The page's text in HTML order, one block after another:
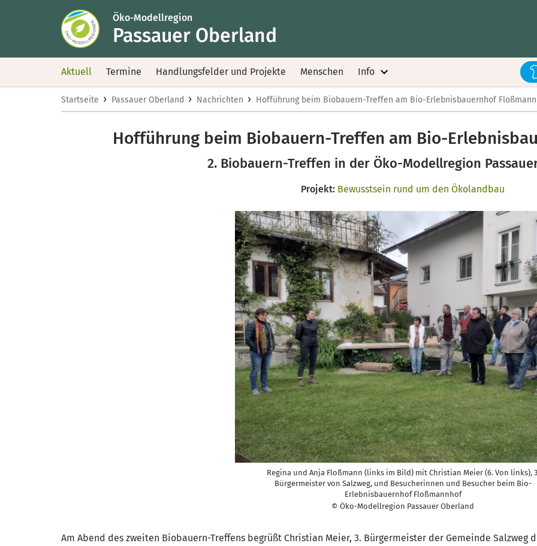
Öko-Modellregion
Passauer Oberland
Aktuell Termine Handlungsfelder und Projekte Menschen Info
Startseite › Passauer Oberland › Nachrichten › Hofführung beim Biobauern-Treffen am Bio-Erlebnisbauernhof
Hofführung beim Biobauern-Treffen am Bio-
2. Biobauern-Treffen in der Öko-Modellregion
Projekt: Bewusstsein rund um den Ökolandbau
Regina und Anja Floßmann (links im Bild) mit Christian Meier (6. Von links),
Bürgermeister von Salzweg, und Besucherinnen und Besucher beim Bio-
Erlebnisbauernhof Floßmannhof
© Öko-Modellregion Passauer Oberland
Am Abend des zweiten Biobauern-Treffens begrüßt Christian Meier, 3. Bürgermeister der Gemeinde Salzweg